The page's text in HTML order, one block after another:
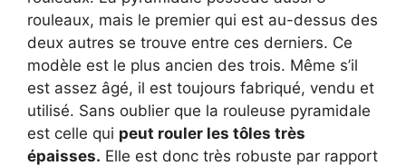
rouleaux, mais le premier qui est au-dessus des
deux autres se trouve entre ces derniers. Ce
modèle est le plus ancien des trois. Même s’il
est assez âgé, il est toujours fabriqué, vendu et
utilisé. Sans oublier que la rouleuse pyramidale
est celle qui peut rouler les tôles très
épaisses. Elle est donc très robuste par rapport